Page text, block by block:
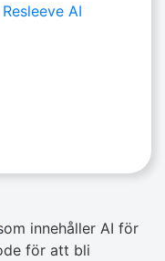
Resleeve AI
innehåller AI för
för att bli